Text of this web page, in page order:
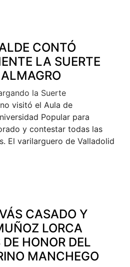
CONTÓ
LA SUERTE
la Suerte
visitó el Aula de
Popular para
y contestar todas las
El varilarguero de Valladolid
CASADO Y
LORCA
DE HONOR DEL
MANCHEGO